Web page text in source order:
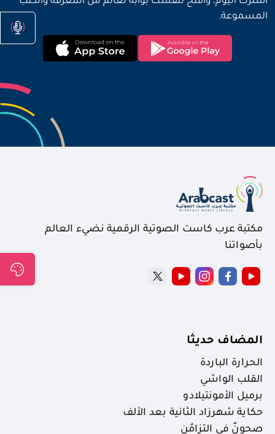
المسموعة.
مكتبة عرب كاست الصوتية الرقمية نضيء العالم
بأصواتنا
المضاف حديثا
الحرارة الباردة
القلب الواشي
برميل الأمونتيلادو
حكاية شهرزاد الثانية بعد الألف
صحونٌ في التزامُن